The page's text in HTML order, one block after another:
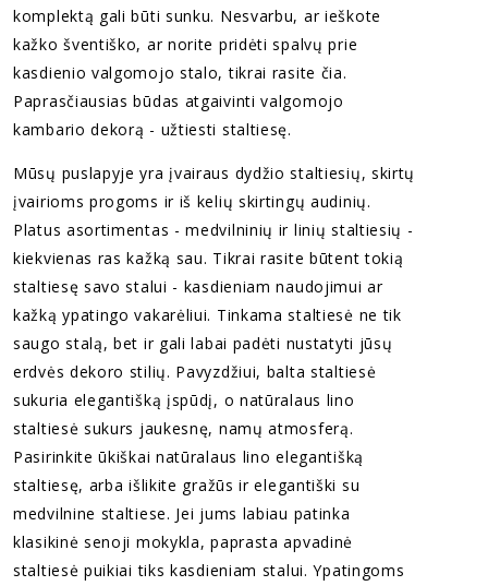
komplektą gali būti sunku. Nesvarbu, ar ieškote
kažko šventiško, ar norite pridėti spalvų prie
kasdienio valgomojo stalo, tikrai rasite čia.
Paprasčiausias būdas atgaivinti valgomojo
kambario dekorą - užtiesti staltiesę.
Mūsų puslapyje yra įvairaus dydžio staltiesių, skirtų
įvairioms progoms ir iš kelių skirtingų audinių.
Platus asortimentas - medvilninių ir linių staltiesių -
kiekvienas ras kažką sau. Tikrai rasite būtent tokią
staltiesę savo stalui - kasdieniam naudojimui ar
kažką ypatingo vakarėliui. Tinkama staltiesė ne tik
saugo stalą, bet ir gali labai padėti nustatyti jūsų
erdvės dekoro stilių. Pavyzdžiui, balta staltiesė
sukuria elegantišką įspūdį, o natūralaus lino
staltiesė sukurs jaukesnę, namų atmosferą.
Pasirinkite ūkiškai natūralaus lino elegantišką
staltiesę, arba išlikite gražūs ir elegantiški su
medvilnine staltiese. Jei jums labiau patinka
klasikinė senoji mokykla, paprasta apvadinė
staltiesė puikiai tiks kasdieniam stalui. Ypatingoms